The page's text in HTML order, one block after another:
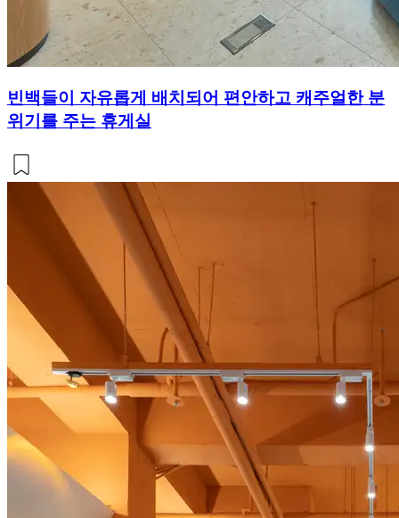
빈백들이 자유롭게 배치되어 편안하고 캐주얼한 분
위기를 주는 휴게실